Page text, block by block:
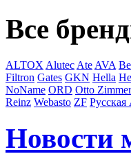
Все
ALTOX Alutec Ate AVA
Filtron Gates GKN Hella
NoName ORD Otto
Reinz Webasto ZF Русская
Новости